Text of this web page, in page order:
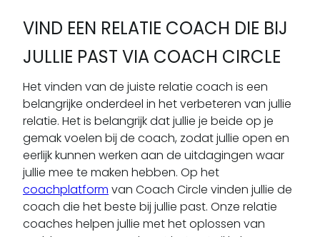
VIND EEN RELATIE COACH DIE BIJ
JULLIE PAST VIA COACH CIRCLE
Het vinden van de juiste relatie coach is een
belangrijke onderdeel in het verbeteren van jullie
relatie. Het is belangrijk dat jullie je beide op je
gemak voelen bij de coach, zodat jullie open en
eerlijk kunnen werken aan de uitdagingen waar
jullie mee te maken hebben. Op het
coachplatform van Coach Circle vinden jullie de
coach die het beste bij jullie past. Onze relatie
coaches helpen jullie met het oplossen van